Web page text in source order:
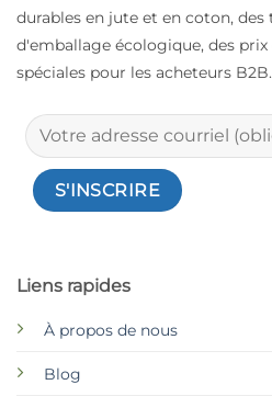
Liens rapides
À propos de nous
Blog
durables en jute et en coton,
d'emballage écologique, des
spéciales pour les acheteurs B2B.